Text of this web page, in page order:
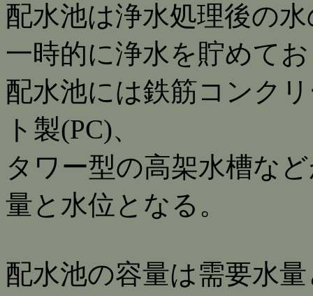
配水池は浄水処理後の
一時的に浄水を貯めて
配水池には鉄筋コンク
ト製(PC)、
タワー型の高架水槽な
量と水位となる。
配水池の容量は需要水